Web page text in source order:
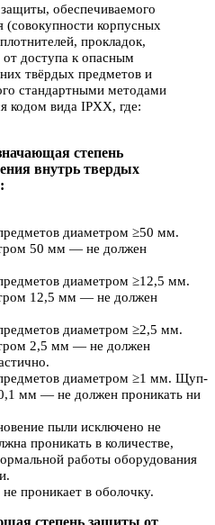
обеспечиваемого
(совокупности корпусных
прокладок,
доступа к опасным
твёрдых предметов и
стандартными методами
кодом вида IPXX, где:
степень
внутрь твердых
диаметром ≥50 мм.
50 мм — не должен
диаметром ≥12,5 мм.
12,5 мм — не должен
диаметром ≥2,5 мм.
2,5 мм — не должен
диаметром ≥1 мм. Щуп-
мм — не должен проникать ни
пыли исключено не
проникать в количестве,
работы оборудования
проникает в оболочку.
степень защиты от